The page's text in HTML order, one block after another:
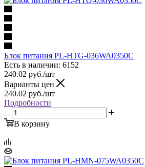
Блок питания PL-HTG-036WA0350C
Есть в наличии: 6152
240.02 руб./шт
Варианты цен
240.02 руб./шт
Подробности
В корзину